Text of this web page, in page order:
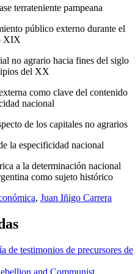
terrateniente pampeana
público externo durante el
XIX
no agrario hacia fines del siglo
del XX
como clave del contenido
nacional
de los capitales no agrarios
la especificidad nacional
a la determinación nacional
como sujeto histórico
, Juan Iñigo Carrera
de testimonios de precursores de